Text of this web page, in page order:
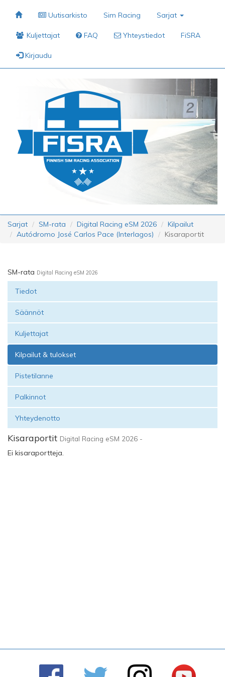
Uutisarkisto Sim Racing Sarjat
Kuljettajat FAQ Yhteystiedot FiSRA
Kirjaudu
Sarjat SM-rata Digital Racing eSM 2026
Kilpailut
Autódromo José Carlos Pace (Interlagos)
Kisaraportit
SM-rata Digital Racing eSM 2026
Tiedot
Säännöt
Kuljettajat
Kilpailut & tulokset
Pistetilanne
Palkinnot
Yhteydenotto
Kisaraportit Digital Racing eSM 2026 -
Ei kisaraportteja.